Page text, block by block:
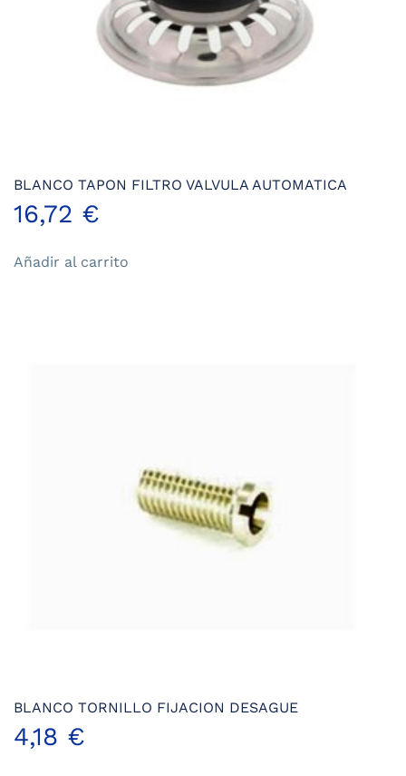
BLANCO TAPON FILTRO VALVULA AUTOMATICA
16,72 €
Añadir al carrito
BLANCO TORNILLO FIJACION DESAGUE
4,18 €